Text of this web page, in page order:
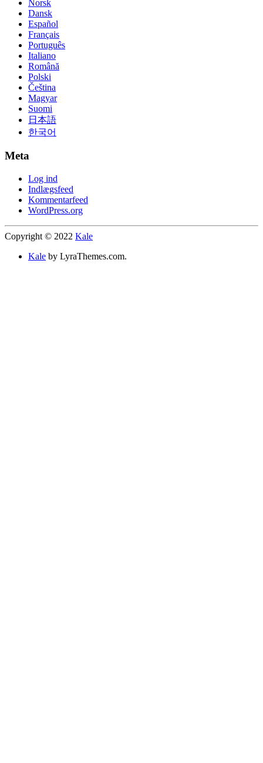
Norsk
Dansk
Español
Français
Português
Italiano
Română
Polski
Čeština
Magyar
Suomi
日本語
한국어
Meta
Log ind
Indlægsfeed
Kommentarfeed
WordPress.org
Copyright © 2022 Kale
Kale by LyraThemes.com.